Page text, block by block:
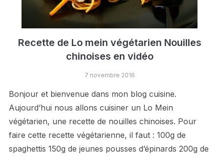
Recette de Lo mein végétarien Nouilles
chinoises en vidéo
7 novembre 2016
Bonjour et bienvenue dans mon blog cuisine.
Aujourd’hui nous allons cuisiner un Lo Mein
végétarien, une recette de nouilles chinoises. Pour
faire cette recette végétarienne, il faut : 100g de
spaghettis 150g de jeunes pousses d’épinards 200g de